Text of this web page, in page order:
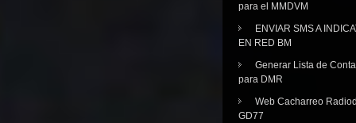
para el MMDVM
ENVIAR SMS A
EN RED BM
Generar Lista de
para DMR
Web Cacharreo
GD77